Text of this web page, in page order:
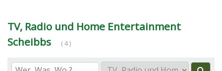
TV, Radio und Home Entertainment
Scheibbs
( 4 )